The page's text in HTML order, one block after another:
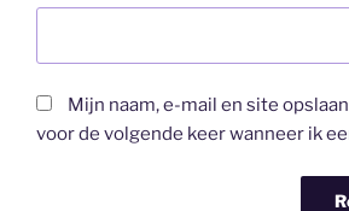
Mijn naam, e-mail en site
voor de volgende keer wanneer ik